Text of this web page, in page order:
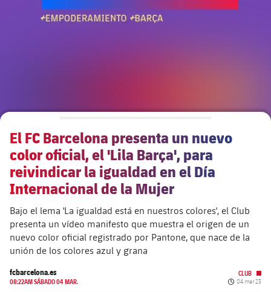
Calendario
Jugadoras
Palmarés
Fotos
Jugadoras históricas
Actualidad
Clasificaciones
Jugadores
Fotos
Historia
Barça Legends
plusicon
más
Partidos
Noticias
Sobre Nosotros
Fotos
Juvenil A
Juvenil B
SUB15
Fotos
Femenino B
Femenino C
Juvenil
Campus Verano
PLUSICON
MÁS
Primer Equipo
plusicon
más
Actualidad
Calendario
Base
plusicon
más
Base
Campus Verano
El FC Barcelona presenta un nuevo
color oficial, el 'Lila Barça', para
reivindicar la igualdad en el Día
Internacional de la Mujer
Bajo el lema 'La igualdad está en nuestros colores', el Club
presenta un vídeo manifesto que muestra el origen de un
nuevo color oficial registrado por Pantone, que nace de la
unión de los colores azul y grana
fcbarcelona.es
08:22AM SÁBADO 04 MAR.
CLUB
Fecha de
04 mar 23